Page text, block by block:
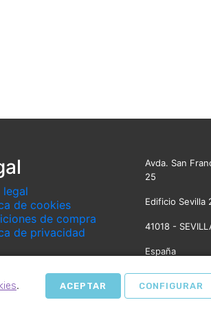
legal
de cookies
de compra
de privacidad
Avda. San
25
Edificio Sevilla
41018 -
España
. ACEPTAR CONFIGURAR